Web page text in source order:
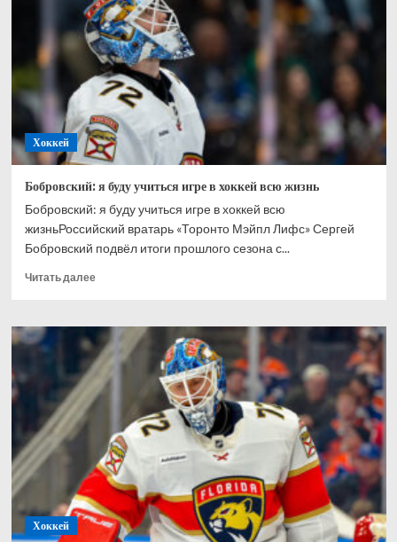
Ахтямове:
рад,
что
могу
способствовать
его
развитию
Хоккей
Бобровский: я буду учиться игре в хоккей всю жизнь
Бобровский: я буду учиться игре в хоккей всю
жизньРоссийский вратарь «Торонто Мэйпл Лифс» Сергей
Бобровский подвёл итоги прошлого сезона с...
Читать далееПрочитать
Бобровский:
буду
учиться
игре
хоккей
всю
жизнь
Хоккей